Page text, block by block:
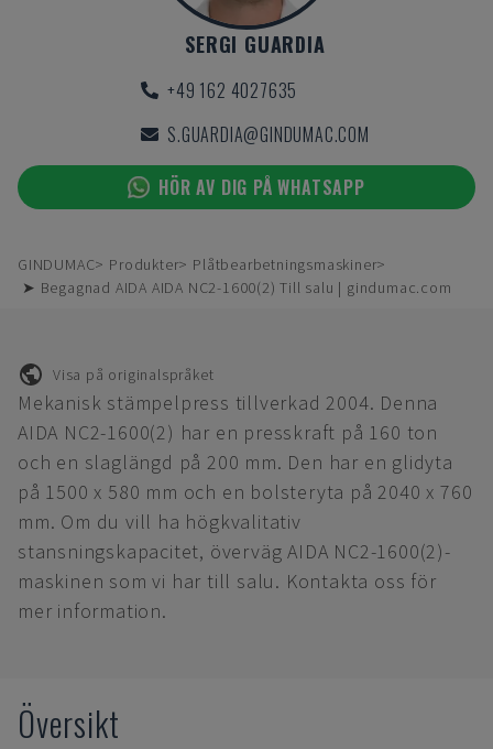
SERGI GUARDIA
+49 162 4027635
S.GUARDIA@GINDUMAC.COM
HÖR AV DIG PÅ WHATSAPP
GINDUMAC Produkter
Plåtbearbetningsmaskiner
➤ Begagnad AIDA AIDA NC2-1600(2) Till salu | gindumac.com
Visa på originalspråket
Mekanisk stämpelpress tillverkad 2004. Denna
AIDA NC2-1600(2) har en presskraft på 160 ton
och en slaglängd på 200 mm. Den har en glidyta
på 1500 x 580 mm och en bolsteryta på 2040 x 760
mm. Om du vill ha högkvalitativ
stansningskapacitet, överväg AIDA NC2-1600(2)-
maskinen som vi har till salu. Kontakta oss för
mer information.
Översikt